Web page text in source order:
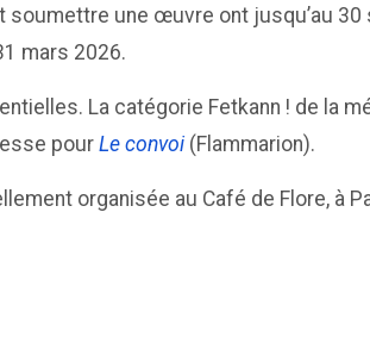
une œuvre ont jusqu’au
mars 2026.
La catégorie Fetkann ! de la
pour Le convoi (Flammarion).
organisée au Café de Flore, à